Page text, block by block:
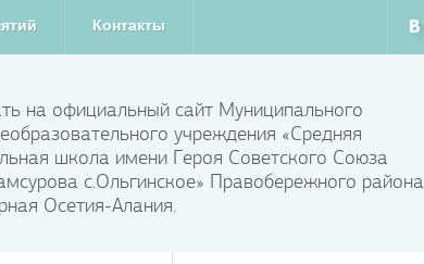
Контакты
на официальный сайт Муниципального
учреждения «Средняя
школа имени Героя Советского Союза
с.Ольгинское» Правобережного района
Осетия-Алания.